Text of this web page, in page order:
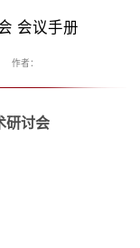
会议手册
作者：
研讨会